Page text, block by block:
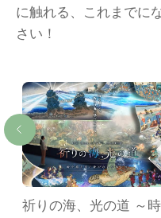
に触れる、これまでに
さい！
祈りの海、光の道 ～時